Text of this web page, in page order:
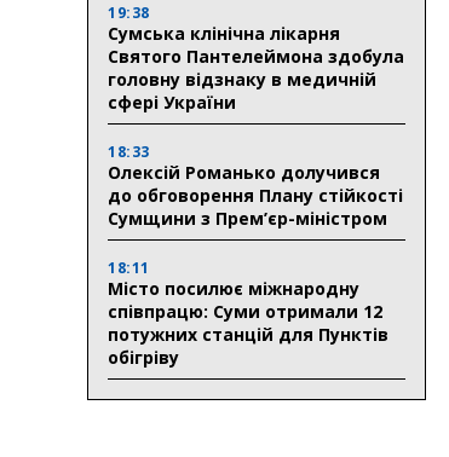
19:38
Сумська клінічна лікарня
Святого Пантелеймона здобула
головну відзнаку в медичній
сфері України
18:33
Олексій Романько долучився
до обговорення Плану стійкості
Сумщини з Прем’єр-міністром
18:11
Місто посилює міжнародну
співпрацю: Суми отримали 12
потужних станцій для Пунктів
обігріву